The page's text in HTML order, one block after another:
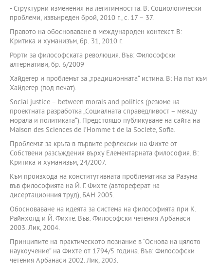
- Структурни изменения на легитимността. В: Социологически
проблеми, извънреден брой, 2010 г., с. 17 – 37.
Правото на обосноваване в международен контекст. В:
Критика и хуманизъм, бр. 31, 2010 г.
Рорти за философската революция. Във: Философски
алтернативи, бр. 6/2009
Хайдегер и проблемът за „традиционната“ истина. В: На път към
Хайдегер (под печат).
Social justice – between morals and politics (резюме на
проектната разработка „Социалната справедливост – между
морала и политиката“). Предстоящо публикуване на сайта на
Maison des Sciences de l’Homme t de la Societe, Sofia.
Проблемът за кръга в първите рефлексии на Фихте от
Собствени разсъждения върху Елементарната философия. В:
Критика и хуманизъм, 24/2007.
Към произхода на конститутивната проблематика за Разума
във философията на Й. Г. Фихте (автореферат на
дисертационния труд), БАН 2005.
Обосноваване на идеята за система на философията при К.
Райнхолд и Й. Фихте. Във: Философски четения Арбанаси
2003. Лик, 2004.
Принципите на практическото познание в “Основа на цялото
наукоучение” на Фихте от 1794/5 година. Във: Философски
четения Арбанаси 2002. Лик, 2003.